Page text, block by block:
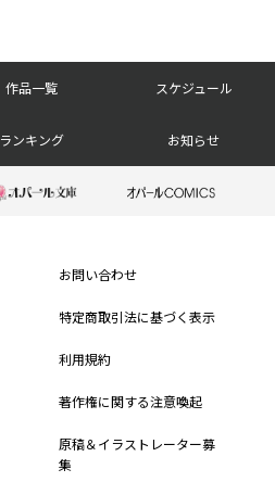
作品一覧 スケジュール
ランキング お知らせ
お問い合わせ
特定商取引法に基づく表示
利用規約
著作権に関する注意喚起
原稿＆イラストレーター募
集